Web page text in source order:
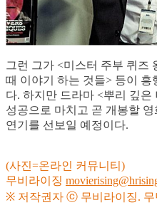
그런 그가 <미스터 주부 퀴즈
때 이야기 하는 것들> 등이
다. 하지만 드라마 <뿌리 깊은
성공으로 마치고 곧 개봉할
연기를 선보일 예정이다.
(사진=온라인 커뮤니티)
무비라이징
※ 저작권자 ⓒ 무비라이징. 무